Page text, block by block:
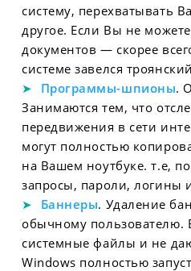
систему, перехватывать
другое. Если Вы не
документов — скорее
системе завелся
Программы-шпионы.
Занимаются тем, что
передвижения в сети
могут полностью
на Вашем ноутбуке. т.е,
запросы, пароли, логины
Баннеры. Удаление
обычному пользователю.
системные файлы и не
Windows полностью